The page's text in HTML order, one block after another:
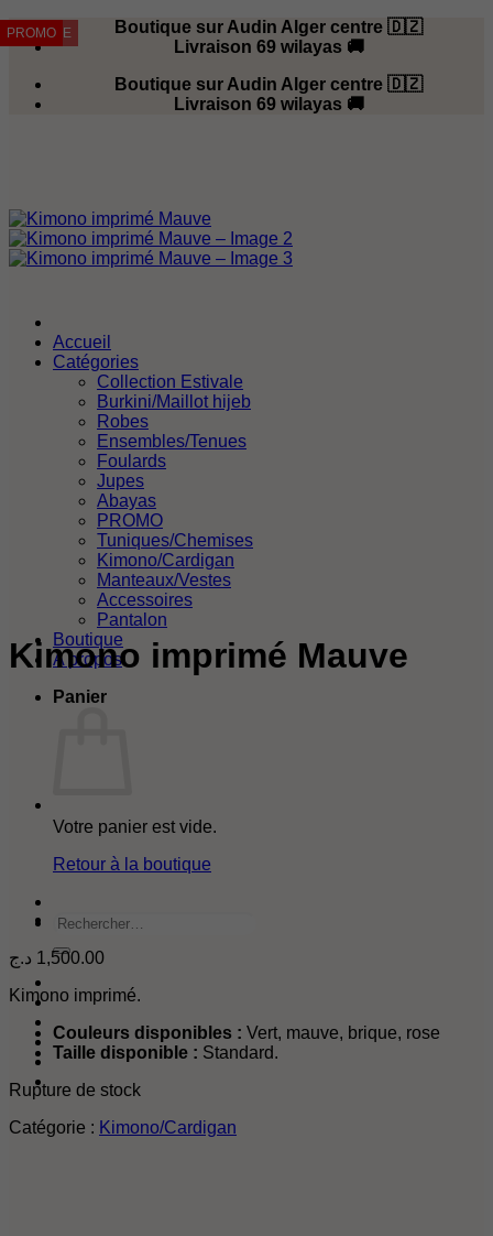
Passer
au
Boutique sur Audin Alger centre 🇩🇿
Livraison 69 wilayas 🚚
Boutique sur Audin Alger centre 🇩🇿
Livraison 69 wilayas 🚚
Accueil
Catégories
Collection Estivale
Burkini/Maillot hijeb
Robes
Ensembles/Tenues
Foulards
Jupes
Abayas
PROMO
Tuniques/Chemises
Kimono/Cardigan
Manteaux/Vestes
Accessoires
Pantalon
Boutique
A propos
Panier
Votre panier est vide.
Retour à la boutique
Rechercher
RUPTURE
Kimono imprimé Mauve
1,500.00 د.ج
Kimono imprimé.
Couleurs disponibles : Vert, mauve, brique, rose
Taille disponible : Standard.
Rupture de stock
Catégorie : Kimono/Cardigan
PROMO
PROMO
PROMO